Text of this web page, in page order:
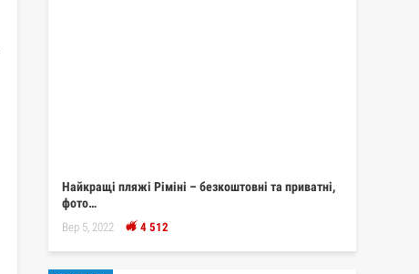
Найкращі пляжі Ріміні – безкоштовні та приватні,
фото…
Вер 5, 2022 4 512